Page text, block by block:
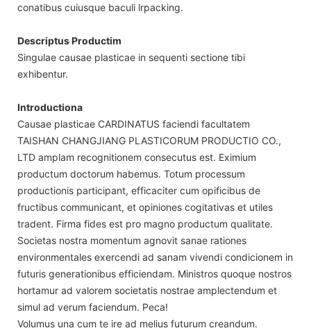
conatibus cuiusque baculi lrpacking.
Descriptus Productim
Singulae causae plasticae in sequenti sectione tibi
exhibentur.
Introductiona
Causae plasticae CARDINATUS faciendi facultatem
TAISHAN CHANGJIANG PLASTICORUM PRODUCTIO CO.,
LTD amplam recognitionem consecutus est. Eximium
productum doctorum habemus. Totum processum
productionis participant, efficaciter cum opificibus de
fructibus communicant, et opiniones cogitativas et utiles
tradent. Firma fides est pro magno productum qualitate.
Societas nostra momentum agnovit sanae rationes
environmentales exercendi ad sanam vivendi condicionem in
futuris generationibus efficiendam. Ministros quoque nostros
hortamur ad valorem societatis nostrae amplectendum et
simul ad verum faciendum. Peca!
Volumus una cum te ire ad melius futurum creandum.